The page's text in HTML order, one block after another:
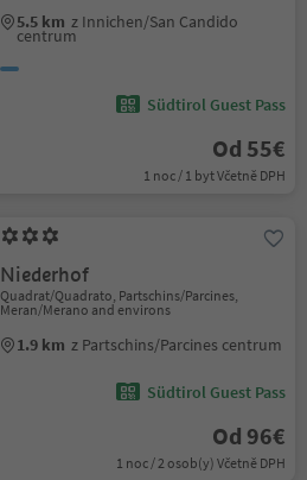
5.5 km z Innichen/San Candido
centrum
Südtirol Guest Pass
Od 55€
1 noc / 1 byt Včetně DPH
Niederhof
Quadrat/Quadrato, Partschins/Parcines,
Meran/Merano and environs
1.9 km z Partschins/Parcines centrum
Südtirol Guest Pass
Od 96€
1 noc / 2 osob(y) Včetně DPH